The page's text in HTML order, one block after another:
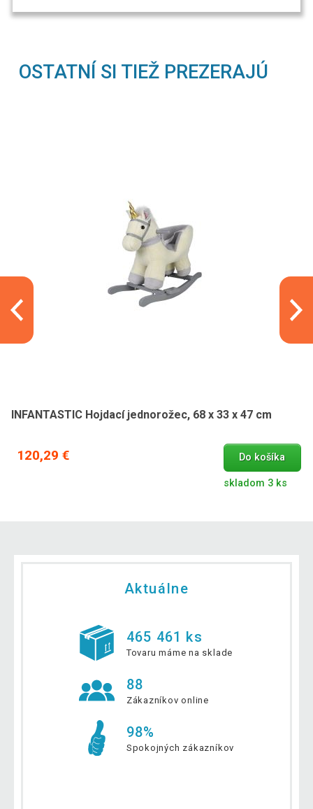
OSTATNÍ SI TIEŽ PREZERAJÚ
INFANTASTIC Hojdací jednorožec, 68 x 33 x 47 cm
120,29 € Do košíka
skladom 3 ks
Aktuálne
465 461 ks
Tovaru máme na sklade
88
Zákazníkov online
98%
Spokojných zákazníkov